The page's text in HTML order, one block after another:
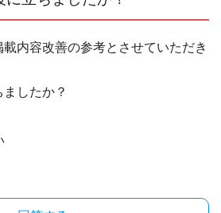
内容改善の参考とさせていただき
したか？